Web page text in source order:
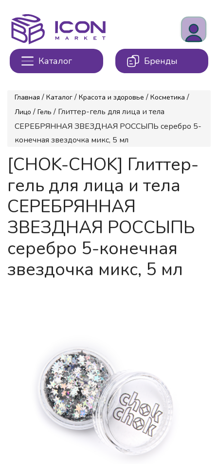
Каталог Бренды
Главная / Каталог / Красота и здоровье / Косметика /
Лицо / Гель / Глиттер-гель для лица и тела
СЕРЕБРЯННАЯ ЗВЕЗДНАЯ РОССЫПЬ серебро 5-
конечная звездочка микс, 5 мл
[CHOK-CHOK] Глиттер-
гель для лица и тела
СЕРЕБРЯННАЯ
ЗВЕЗДНАЯ РОССЫПЬ
серебро 5-конечная
звездочка микс, 5 мл